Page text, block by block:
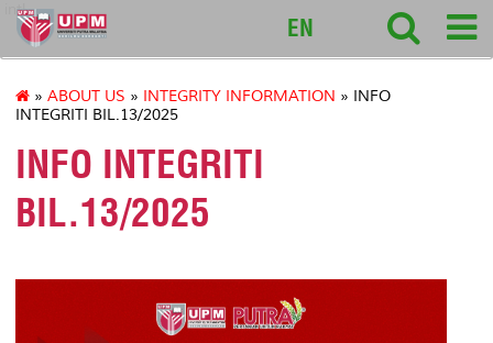
intl
EN
» ABOUT US » INTEGRITY INFORMATION » INFO
INTEGRITI BIL.13/2025
INFO INTEGRITI
BIL.13/2025